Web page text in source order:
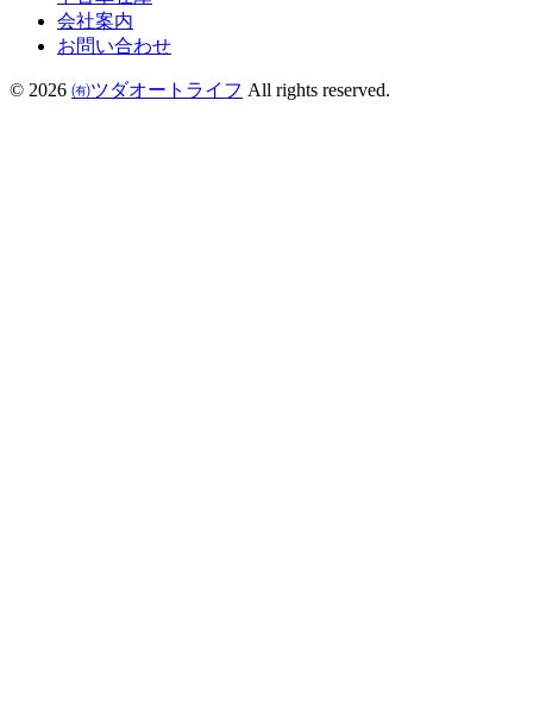
会社案内
お問い合わせ
© 2026 ㈲ツダオートライフ All rights reserved.